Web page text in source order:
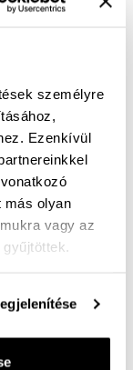
személyre
Ezenkívül
más olyan
vagy az
a méretedben?